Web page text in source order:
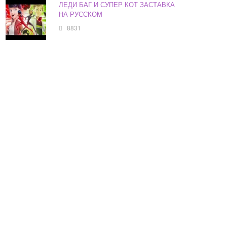
ЛЕДИ БАГ И СУПЕР КОТ ЗАСТАВКА
НА РУССКОМ
8831